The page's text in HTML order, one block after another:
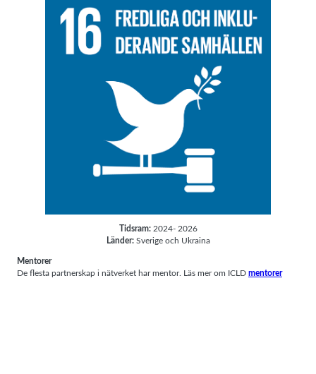
Tidsram:2024- 2026
Länder: Sverige och Ukraina
Mentorer
De flesta partnerskap i nätverket har mentor. Läs mer om ICLD mentorer